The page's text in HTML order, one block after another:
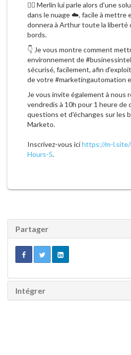
🧙‍♂️ Merlin lui parle alors d'une
dans le nuage ☁️, facile à mettre
donnera à Arthur toute la liberté
bords.
👇 Je vous montre comment
environnement de
sécurisé, facilement, afin
de votre #marketingautomation
Je vous invite également à nous
vendredis à 10h pour 1 heure de
questions et d'échanges sur les
Marketo.
Inscrivez-vous icihttps://m-
Hours-5.
Partager
Intégrer